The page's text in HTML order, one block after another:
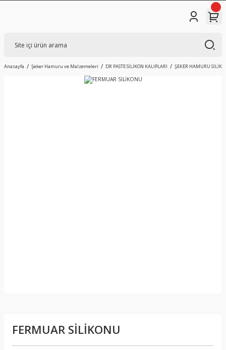
Anasayfa Şeker Hamuru ve Malzemeleri DR PASTE SİLİKON KALIPLARI ŞEKER HAMURU
FERMUAR SİLİKONU